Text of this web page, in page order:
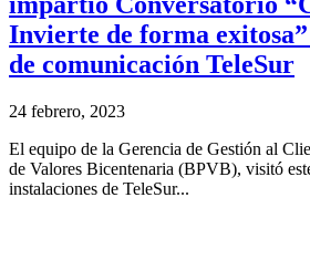
Invierte de forma
de comunicación TeleSur
24 febrero, 2023
El equipo de la Gerencia de Gestión al
de Valores Bicentenaria (BPVB), visitó
instalaciones de TeleSur...